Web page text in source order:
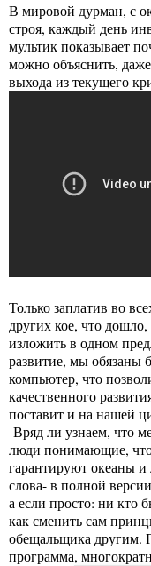
В мировой дурман, с
строя, каждый день
мультик показывает
можно объяснить,
выхода из текущего
Только заплатив во
других кое, что
изложить в одном
развитие, мы обязаны
компьютер, что
качественного
поставит и на нашей
Вряд ли узнаем, что
люди понимающие,
гарантируют океаны
слова- в полной
а если просто: ни кто
как сменить сам
обещальщика другим.
программа,